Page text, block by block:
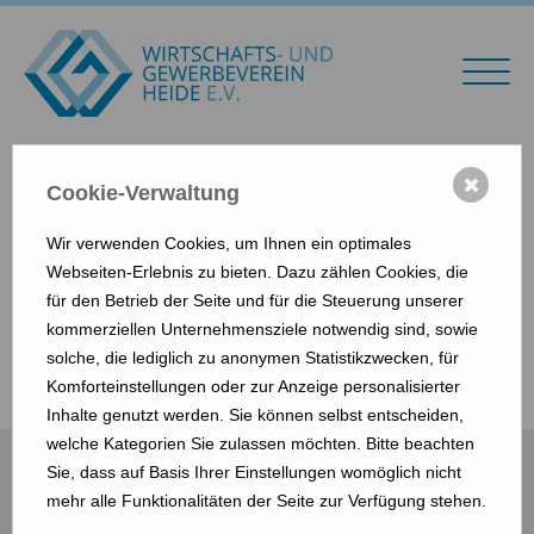
2026
Weitere Termine auf:
https://www.echt-dithmarschen....
Cookie-Verwaltung
Wir verwenden Cookies, um Ihnen ein optimales
Webseiten-Erlebnis zu bieten. Dazu zählen Cookies, die
für den Betrieb der Seite und für die Steuerung unserer
kommerziellen Unternehmensziele notwendig sind, sowie
solche, die lediglich zu anonymen Statistikzwecken, für
Komforteinstellungen oder zur Anzeige personalisierter
Inhalte genutzt werden. Sie können selbst entscheiden,
welche Kategorien Sie zulassen möchten. Bitte beachten
Sie, dass auf Basis Ihrer Einstellungen womöglich nicht
mehr alle Funktionalitäten der Seite zur Verfügung stehen.
✖